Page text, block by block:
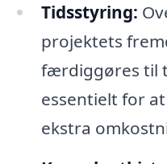
Tidsstyring:
projektets
færdiggøres til
essentielt for
ekstra